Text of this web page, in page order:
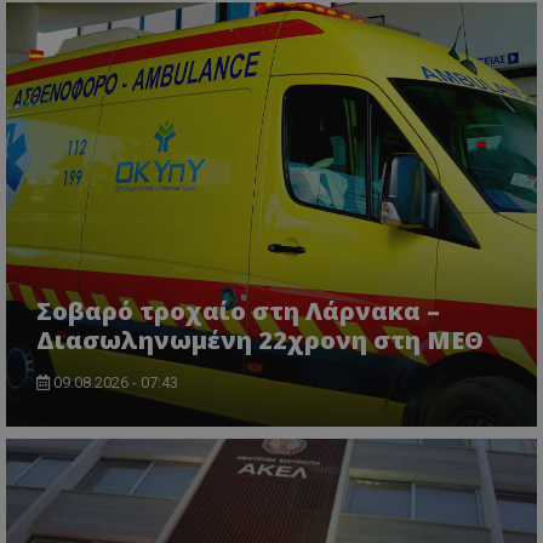
Σοβαρό τροχαίο στη Λάρνακα –
Διασωληνωμένη 22χρονη στη ΜΕΘ
09.08.2026 - 07:43
βασικές λειτουργίες του ιστότοπου, όπως τη
σύνδεση χρήστη και τη διαχείριση λογαριασμού.
Ο ιστότοπος δεν μπορεί να χρησιμοποιηθεί σωστά
χωρίς τα απολύτως απαραίτητα cookies.
Προμηθευτής
usprivacy
.lifenewscy.tothemaonline.com
ASP.NET_SessionId
Microsoft Corporation